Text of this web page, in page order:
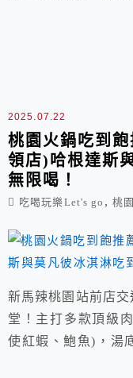
進門便被溫暖燈光
2025.07.22
桃園火鍋吃到
領店)哈根達斯
無限喝！
吃喝玩樂Let's go , 桃園
新馬辣桃園站前店
堂！主打多款頂級
使紅蝦、鮑魚)，湯